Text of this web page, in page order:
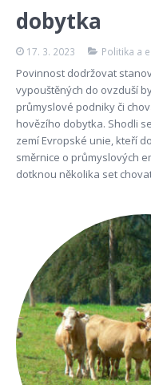
dobytka
17. 3. 2023 Politika a
Povinnost dodržovat
vypouštěných do ovzduší
průmyslové podniky či
hovězího dobytka. Shodli
zemí Evropské unie, kteří
směrnice o průmyslových
dotknou několika set